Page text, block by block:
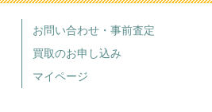
お問い合わせ・事前査定
買取のお申し込み
マイページ